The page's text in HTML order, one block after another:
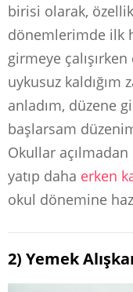
birisi olarak,
dönemlerimde ilk
girmeye
uykusuz
anladım, düzene
başlarsam
Okullar
yatıp daha erken
okul dönemine
2) Yemek